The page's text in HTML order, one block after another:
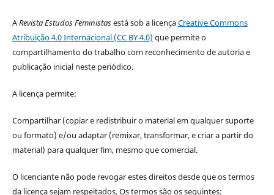
ARevista Estudos Feministasestá sob a licençaCreative Commons
Atribuição 4.0 Internacional (CC BY 4.0) que permite o
compartilhamento do trabalho com reconhecimento de autoria e
publicação inicial neste periódico.
A licença permite:
Compartilhar (copiar e redistribuir o material em qualquer suporte
ou formato) e/ou adaptar (remixar, transformar, e criar a partir do
material) para qualquer fim, mesmo que comercial.
O licenciante não pode revogar estes direitos desde que os termos
da licença sejam respeitados. Os termos são os seguintes: